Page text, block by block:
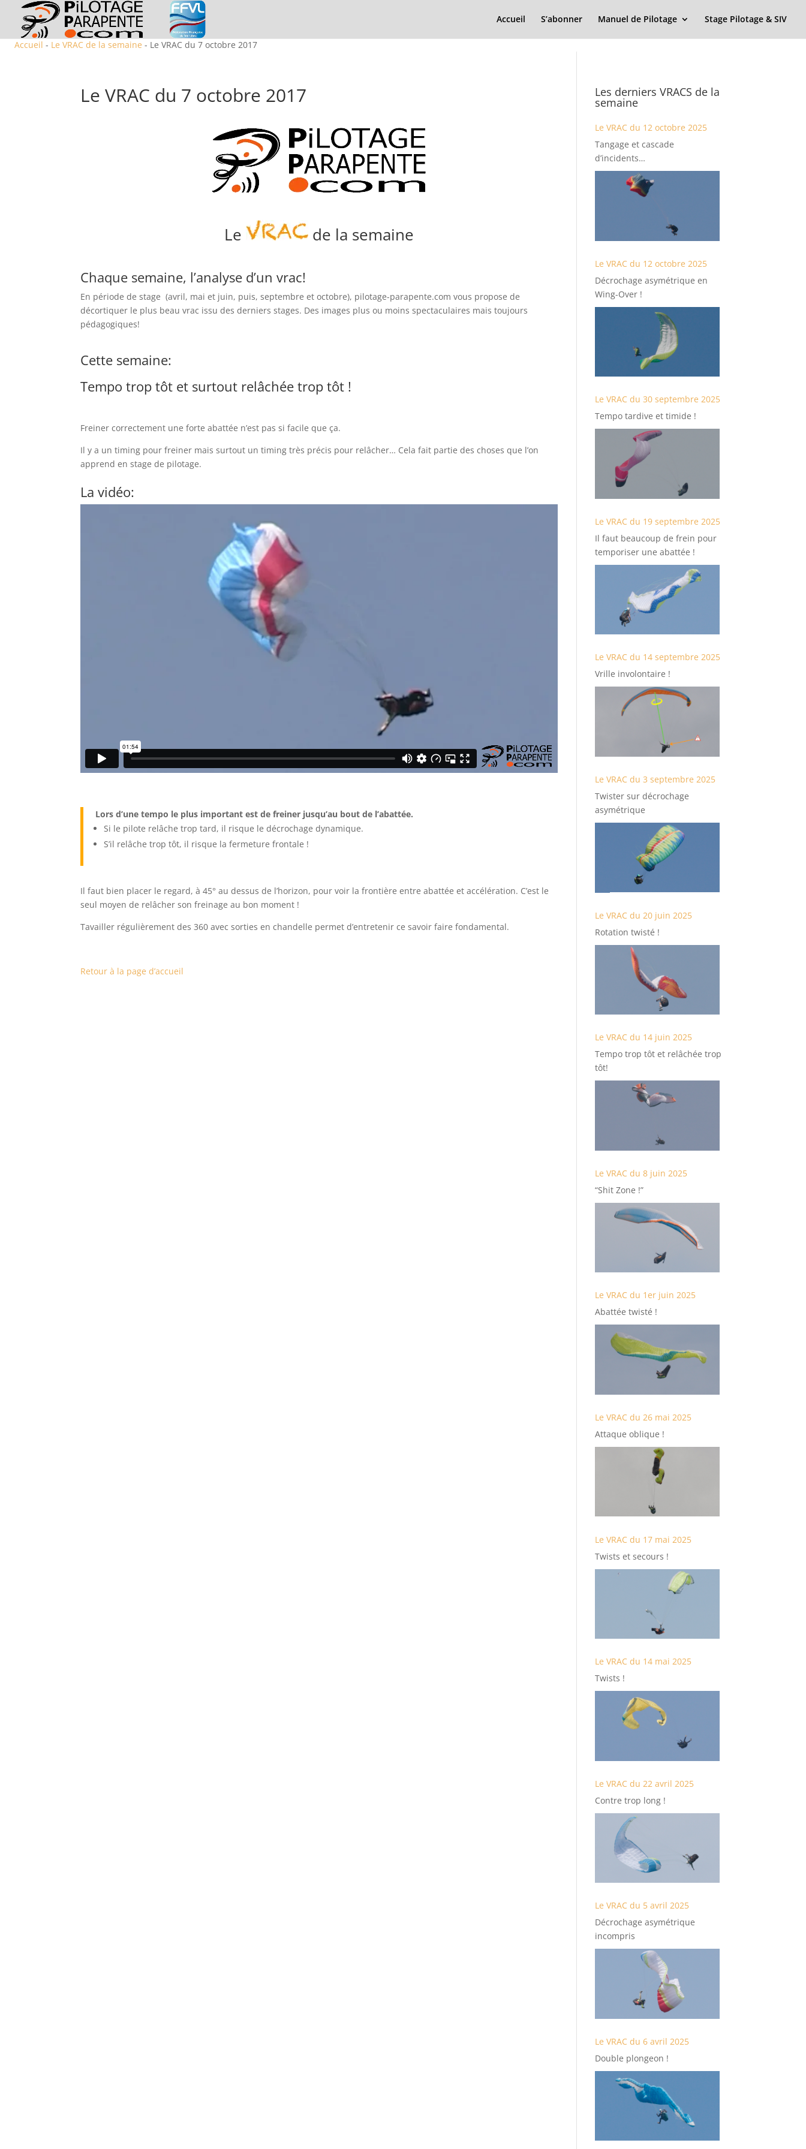
Accueil S’abonner Manuel de Pilotage Stage Pilotage & SIV
Accueil - Le VRAC de la semaine - Le VRAC du 7 octobre 2017
Le VRAC du 7 octobre 2017
Le de la semaine
Chaque semaine, l’analyse d’un vrac!
En période de stage (avril, mai et juin, puis, septembre et octobre), pilotage-parapente.com vous propose de
décortiquer le plus beau vrac issu des derniers stages. Des images plus ou moins spectaculaires mais toujours
pédagogiques!
Cette semaine:
Tempo trop tôt et surtout relâchée trop tôt !
Freiner correctement une forte abattée n’est pas si facile que ça.
Il y a un timing pour freiner mais surtout un timing très précis pour relâcher… Cela fait partie des choses que l’on
apprend en stage de pilotage.
La vidéo:
Lors d’une tempo le plus important est de freiner jusqu’au bout de l’abattée.
Si le pilote relâche trop tard, il risque le décrochage dynamique.
S’il relâche trop tôt, il risque la fermeture frontale !
Il faut bien placer le regard, à 45° au dessus de l’horizon, pour voir la frontière entre abattée et accélération. C’est le
seul moyen de relâcher son freinage au bon moment !
Tavailler régulièrement des 360 avec sorties en chandelle permet d’entretenir ce savoir faire fondamental.
Retour à la page d’accueil
Les derniers VRACS de la
semaine
Le VRAC du 12 octobre 2025
Tangage et cascade
d’incidents…
Le VRAC du 12 octobre 2025
Décrochage asymétrique en
Wing-Over !
Le VRAC du 30 septembre 2025
Tempo tardive et timide !
Le VRAC du 19 septembre 2025
Il faut beaucoup de frein pour
temporiser une abattée !
Le VRAC du 14 septembre 2025
Vrille involontaire !
Le VRAC du 3 septembre 2025
Twister sur décrochage
asymétrique
Le VRAC du 20 juin 2025
Rotation twisté !
Le VRAC du 14 juin 2025
Tempo trop tôt et relâchée trop
tôt!
Le VRAC du 8 juin 2025
“Shit Zone !”
Le VRAC du 1er juin 2025
Abattée twisté !
Le VRAC du 26 mai 2025
Attaque oblique !
Le VRAC du 17 mai 2025
Twists et secours !
Le VRAC du 14 mai 2025
Twists !
Le VRAC du 22 avril 2025
Contre trop long !
Le VRAC du 5 avril 2025
Décrochage asymétrique
incompris
Le VRAC du 6 avril 2025
Double plongeon !